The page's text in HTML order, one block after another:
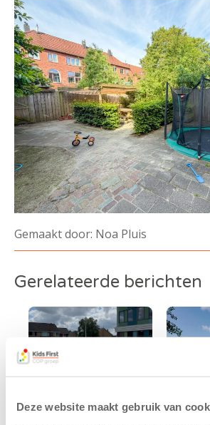
Deze website maakt gebruik van
Gemaakt door: Noa Pluis
Gerelateerde berichten